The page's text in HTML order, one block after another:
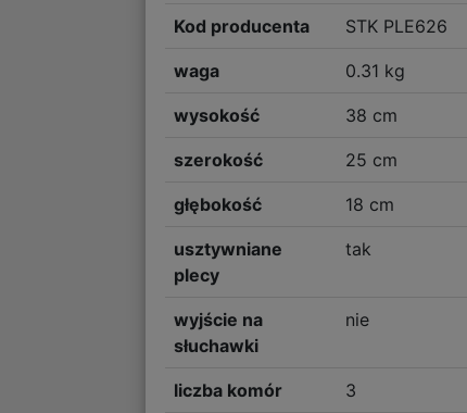
Kod producenta STK PLE626
waga 0.31 kg
wysokość 38 cm
szerokość 25 cm
głębokość 18 cm
usztywniane
plecy
tak
wyjście na
słuchawki
nie
liczba komór 3